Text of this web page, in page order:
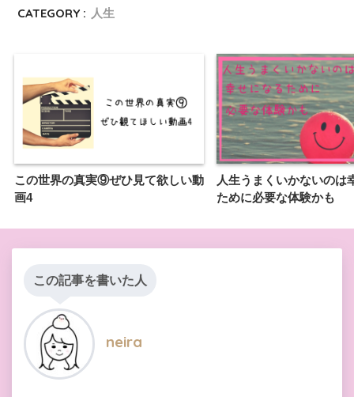
CATEGORY : 人生
この世界の真実⑨ぜひ見て欲しい動
画4
人生うまくいかないのは
ために必要な体験かも
この記事を書いた人
neira